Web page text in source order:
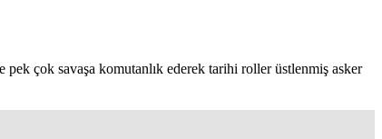
çok savaşa komutanlık ederek tarihi roller üstlenmiş asker